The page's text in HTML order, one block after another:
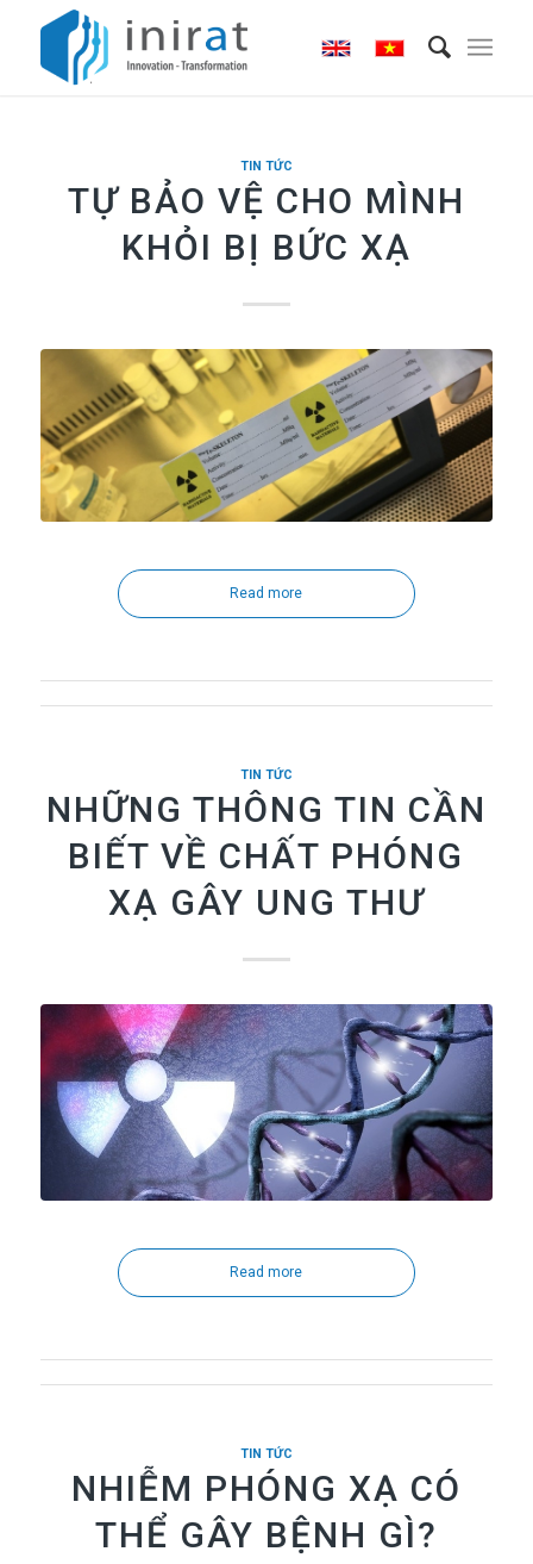
TIN TỨC
TỰ BẢO VỆ CHO MÌNH
KHỎI BỊ BỨC XẠ
Read more
TIN TỨC
NHỮNG THÔNG TIN CẦN
BIẾT VỀ CHẤT PHÓNG
XẠ GÂY UNG THƯ
Read more
TIN TỨC
NHIỄM PHÓNG XẠ CÓ
THỂ GÂY BỆNH GÌ?